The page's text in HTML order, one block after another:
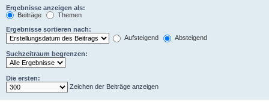
Ergebnisse anzeigen als:
Beiträge
Themen
Ergebnisse sortieren nach:
Aufsteigend
Absteigend
Suchzeitraum begrenzen:
Die ersten:
Zeichen der Beiträge anzeigen